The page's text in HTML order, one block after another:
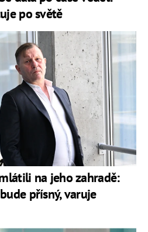
po světě
na jeho zahradě:
přísný, varuje